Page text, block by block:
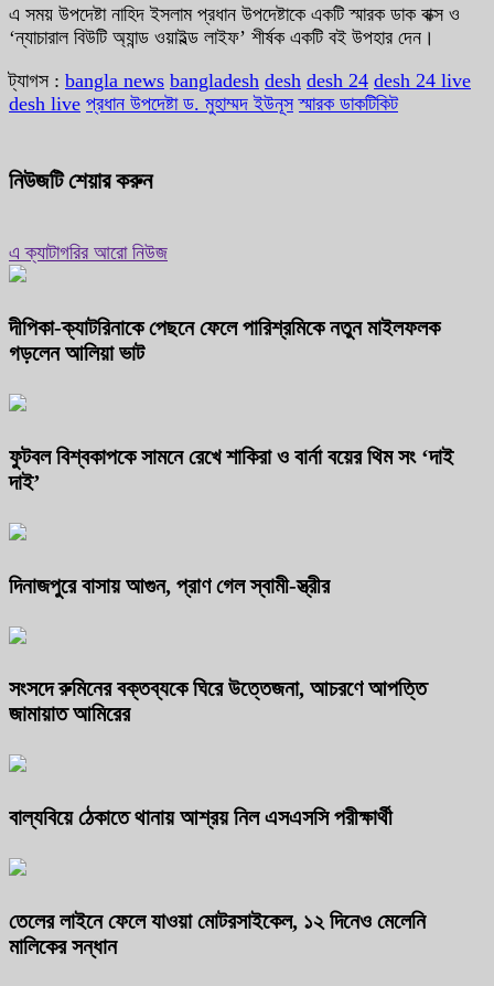
এ সময় উপদেষ্টা নাহিদ ইসলাম প্রধান উপদেষ্টাকে একটি স্মারক ডাক বাক্স ও
‘ন্যাচারাল বিউটি অ্যান্ড ওয়াইল্ড লাইফ’ শীর্ষক একটি বই উপহার দেন।
ট্যাগস : bangla news bangladesh desh desh 24 desh 24 live
desh live প্রধান উপদেষ্টা ড. মুহাম্মদ ইউনূস স্মারক ডাকটিকিট
নিউজটি শেয়ার করুন
এ ক্যাটাগরির আরো নিউজ
দীপিকা-ক্যাটরিনাকে পেছনে ফেলে পারিশ্রমিকে নতুন মাইলফলক
গড়লেন আলিয়া ভাট
ফুটবল বিশ্বকাপকে সামনে রেখে শাকিরা ও বার্না বয়ের থিম সং ‘দাই
দাই’
দিনাজপুরে বাসায় আগুন, প্রাণ গেল স্বামী-স্ত্রীর
সংসদে রুমিনের বক্তব্যকে ঘিরে উত্তেজনা, আচরণে আপত্তি
জামায়াত আমিরের
বাল্যবিয়ে ঠেকাতে থানায় আশ্রয় নিল এসএসসি পরীক্ষার্থী
তেলের লাইনে ফেলে যাওয়া মোটরসাইকেল, ১২ দিনেও মেলেনি
মালিকের সন্ধান